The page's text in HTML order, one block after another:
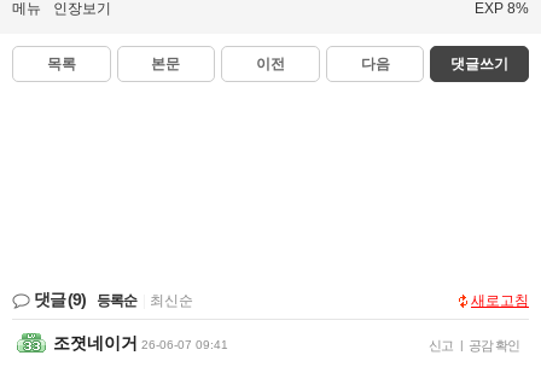
메뉴 인장보기 EXP 8%
목록 본문 이전 다음 댓글쓰기
댓글(9) 등록순 최신순 새로고침
조졋네이거 26-06-07 09:41 신고 | 공감 확인